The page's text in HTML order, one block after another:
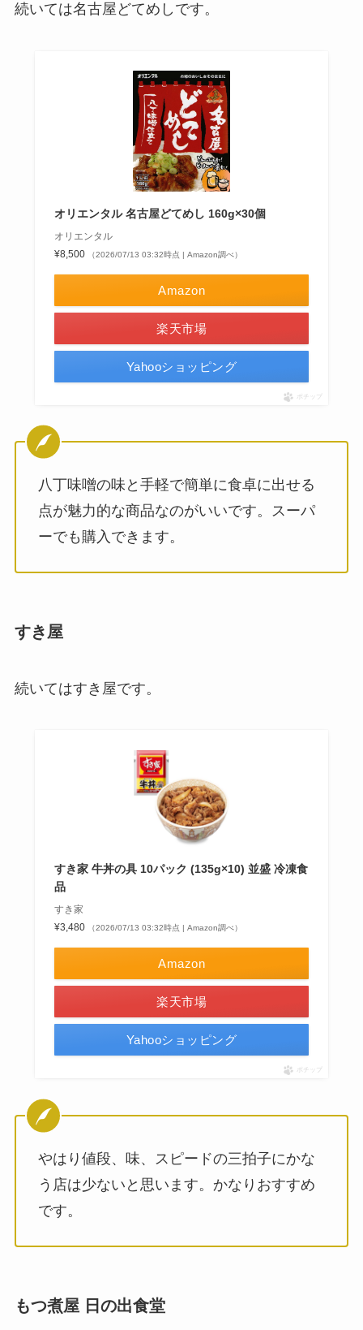
続いては名古屋どてめしです。
オリエンタル 名古屋どてめし 160g×30個
オリエンタル
¥8,500
（2026/07/13 03:32時点 | Amazon調べ）
Amazon
楽天市場
Yahooショッピング
ポチップ
八丁味噌の味と手軽で簡単に食卓に出せる
点が魅力的な商品なのがいいです。スーパ
ーでも購入できます。
すき屋
続いてはすき屋です。
すき家 牛丼の具 10パック (135g×10) 並盛 冷凍食
品
すき家
¥3,480
（2026/07/13 03:32時点 | Amazon調べ）
Amazon
楽天市場
Yahooショッピング
ポチップ
やはり値段、味、スピードの三拍子にかな
う店は少ないと思います。かなりおすすめ
です。
もつ煮屋 日の出食堂